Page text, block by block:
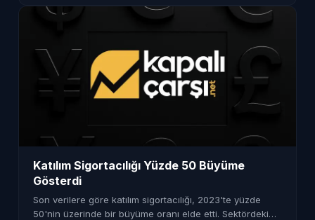
Katılım Sigortacılığı Yüzde 50 Büyüme
Gösterdi
Son verilere göre katılım sigortacılığı, 2023'te yüzde
50'nin üzerinde bir büyüme oranı elde etti. Sektördeki